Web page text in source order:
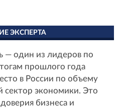
ЭКСПЕРТА
— один из лидеров по
прошлого года
в России по объему
сектор экономики. Это
бизнеса и